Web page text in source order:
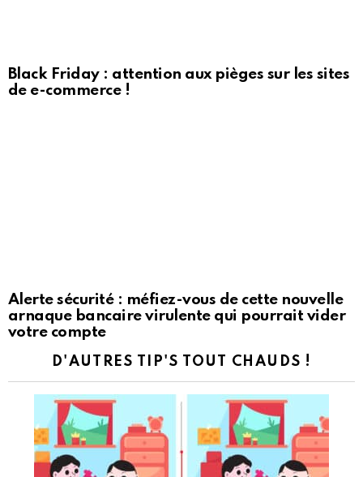
Black Friday : attention aux pièges sur les sites
de e-commerce !
Alerte sécurité : méfiez-vous de cette nouvelle
arnaque bancaire virulente qui pourrait vider
votre compte
D'AUTRES TIP'S TOUT CHAUDS !